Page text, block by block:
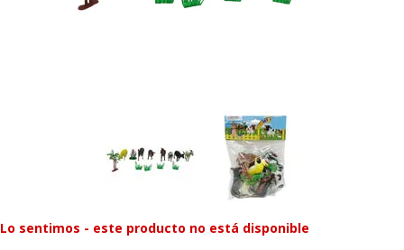
Lo sentimos - este producto no está disponible